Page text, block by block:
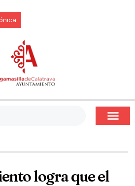
logra que el